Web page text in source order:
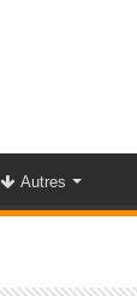
Autres